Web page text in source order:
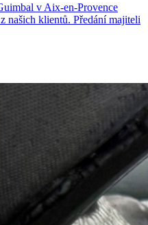
v Aix-en-Provence
našich klientů. Předání majiteli